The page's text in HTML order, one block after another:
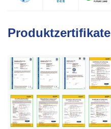
Produktzertifikate